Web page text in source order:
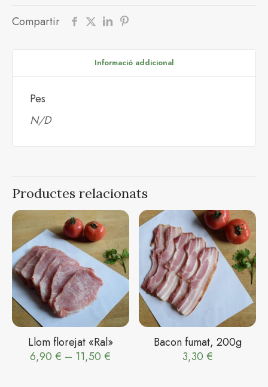
Compartir
Informació addicional
Pes
N/D
Productes relacionats
Llom florejat «Ral»
6,90€ – 11,50€
Bacon fumat, 200g
3,30 €